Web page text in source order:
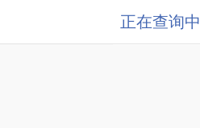
正在查询中